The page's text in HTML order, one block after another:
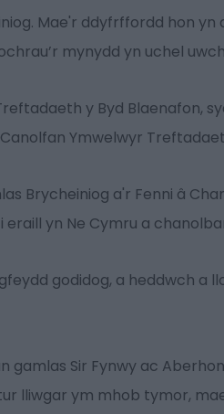
Mae'r ddyfrffordd hon yn
mynydd yn uchel
y Byd Blaenafon,
Ymwelwyr
Brycheiniog a'r Fenni â
yn Ne Cymru a
godidog, a heddwch
gamlas Sir Fynwy ac
lliwgar ym mhob tymor,